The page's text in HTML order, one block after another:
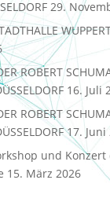
29.
ROBERT
16. Juli
ROBERT
17. Juni
und Konzert
15. März 2026